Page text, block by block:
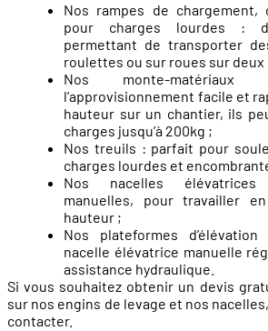
Nos rampes de chargement,
pour charges lourdes :
permettant de transporter
roulettes ou sur roues sur
Nos monte-
l’approvisionnement facile et
hauteur sur un chantier, ils
charges jusqu’à 200kg ;
Nos treuils : parfait pour
charges lourdes et
Nos nacelles
manuelles, pour travailler
hauteur ;
Nos plateformes
nacelle élévatrice manuelle
assistance hydraulique.
Si vous souhaitez obtenir un devis
sur nos engins de levage et nos
contacter.